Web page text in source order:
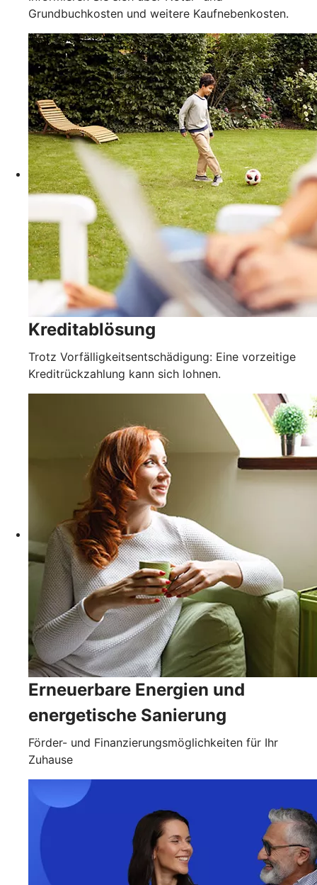
Grundbuchkosten und weitere Kaufnebenkosten.
Kreditablösung
Trotz Vorfälligkeitsentschädigung: Eine vorzeitige
Kreditrückzahlung kann sich lohnen.
Erneuerbare Energien und
energetische Sanierung
Förder- und Finanzierungsmöglichkeiten für Ihr
Zuhause